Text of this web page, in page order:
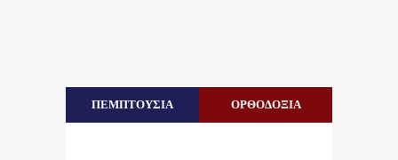
ΠΕΜΠΤΟΥΣΙΑ ΟΡΘΟΔΟΞΙΑ